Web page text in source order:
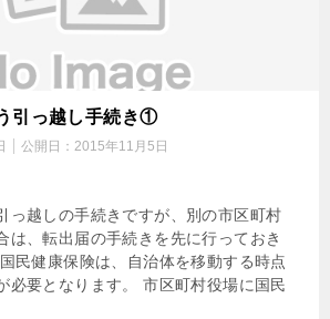
引っ越し手続き①
公開日： 2015年11月5日
っ越しの手続きですが、別の市区町村
は、転出届の手続きを先に行っておき
民健康保険は、自治体を移動する時点
必要となります。 市区町村役場に国民